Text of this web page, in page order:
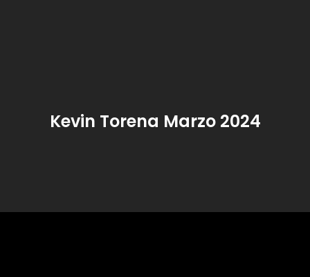
Kevin Torena Marzo 2024
Gatos